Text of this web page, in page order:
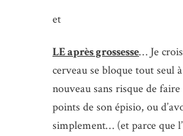
et
LE après grossesse… Je
cerveau se bloque tout seul à
nouveau sans risque de
points de son épisio, ou
simplement… (et parce que